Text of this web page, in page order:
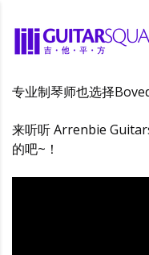
专业制琴师也选择
来听听 Arrenbie
的吧~！